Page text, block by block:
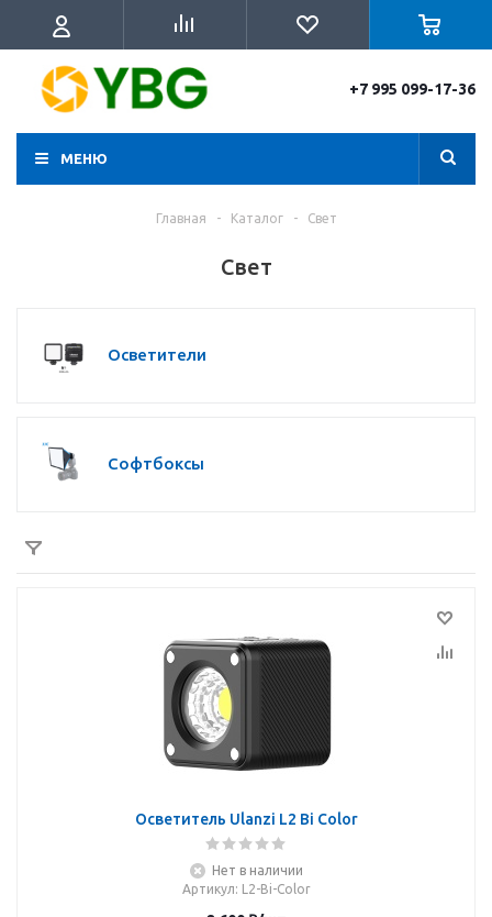
+7 995 099-17-36
МЕНЮ
Главная - Каталог - Свет
Свет
Осветители
Софтбоксы
Осветитель Ulanzi L2 Bi Color
Нет в наличии
Артикул: L2-Bi-Color